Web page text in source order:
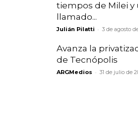
tiempos de Milei y
llamado...
Julián Pilatti - 3 de agosto
Avanza la
de Tecnópolis
ARGMedios - 31 de julio de